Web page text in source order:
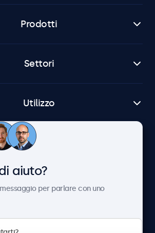
Prodotti
Settori
Utilizzo
Servizio Clienti
aiuto?
per parlare con uno